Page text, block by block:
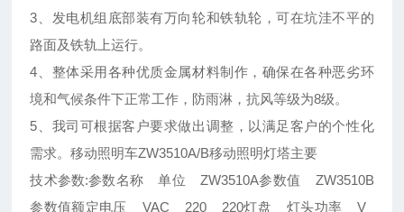
3、发电机组底部装有万向轮和铁轨轮，可在坑洼不平的
路面及铁轨上运行。
4、整体采用各种优质金属材料制作，确保在各种恶劣环
境和气候条件下正常工作，防雨淋，抗风等级为8级。
5、我司可根据客户要求做出调整，以满足客户的个性化
需求。移动照明车ZW3510A/B移动照明灯塔主要
技术参数:参数名称 单位 ZW3510A参数值 ZW3510B
参数值额定电压 VAC 220 220灯盘 灯头功率 V